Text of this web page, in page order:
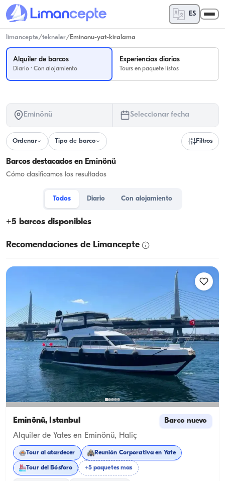
ES
limancepte/tekneler/Eminonu-yat-kiralama
Alquiler de barcos
Diario · Con alojamiento
Experiencias diarias
Tours en paquete listos
Eminönü Seleccionar fecha
Ordenar Tipo de barco Filtros
Barcos destacados en Eminönü
Cómo clasificamos los resultados
Todos Diario Con alojamiento
+5 barcos disponibles
Recomendaciones de Limancepte
Eminönü, İstanbul Barco nuevo
Alquiler de Yates en Eminönü, Haliç
Tour al atardecer Reunión Corporativa en Yate
Tour del Bósforo +5 paquetes mas